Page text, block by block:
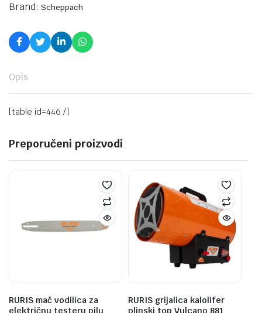
Brand: Scheppach
Opis
[table id=446 /]
Preporučeni proizvodi
RURIS mač vodilica za
električnu testeru pilu
RURIS grijalica kalolifer
plinski top Vulcano 881